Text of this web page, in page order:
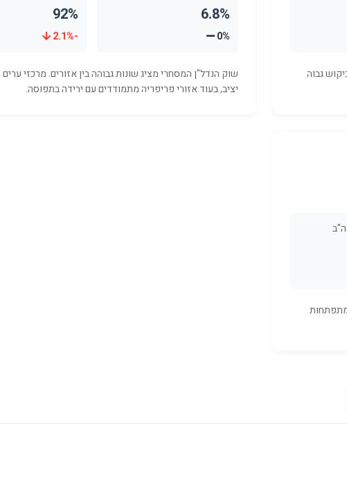
גבוה
6.8%
0%
92%
-2.1%
שוק הנדל"ן המסחרי מציג שונות גבוהה בין אזורים. מרכזי
יציב, בעוד אזורי פריפריה מתמודדים עם ירידה בתפוסה.
מתפתחות